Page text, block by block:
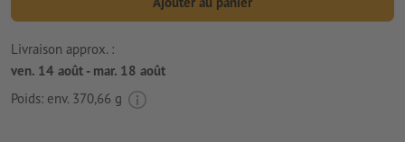
Livraison approx. :
ven. 14 août - mar. 18 août
Poids: env. 370,66 g